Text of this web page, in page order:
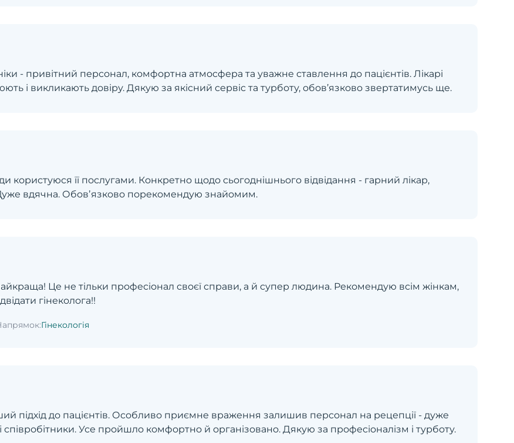
- привітний персонал, комфортна атмосфера та уважне ставлення до пацієнтів. Лікарі
і викликають довіру. Дякую за якісний сервіс та турботу, обов’язково звертатимусь ще.
користуюся її послугами. Конкретно щодо сьогоднішнього відвідання - гарний лікар,
вдячна. Обовʼязково порекомендую знайомим.
Це не тільки професіонал своєї справи, а й супер людина. Рекомендую всім жінкам,
гінеколога!!
Гінекологія
підхід до пацієнтів. Особливо приємне враження залишив персонал на рецепції - дуже
співробітники. Усе пройшло комфортно й організовано. Дякую за професіоналізм і турботу.